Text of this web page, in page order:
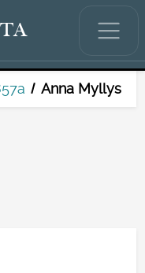
Anna Myllys